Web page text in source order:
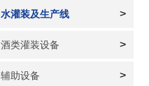
水灌装及生产线 >
酒类灌装设备 >
辅助设备 >